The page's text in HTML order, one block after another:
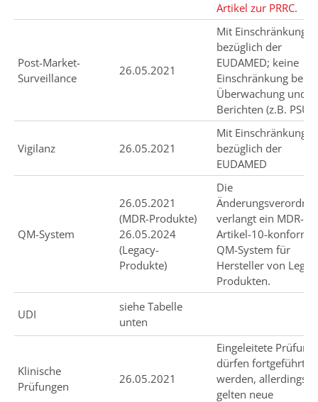
Artikel zur PRRC.
Post-Market-
Surveillance
26.05.2021
Mit Einschränkungen
bezüglich der
EUDAMED; keine
Einschränkung bei
Überwachung und
Berichten (z.B. PSUR)
Vigilanz 26.05.2021
Mit Einschränkungen
bezüglich der
EUDAMED
QM-System
26.05.2021
(MDR-Produkte)
26.05.2024
(Legacy-
Produkte)
Die
verlangt ein MDR-
Artikel-10-
QM-System für
Hersteller von
Produkten.
UDI
siehe Tabelle
unten
Klinische
Prüfungen
26.05.2021
Eingeleitete
dürfen fortgeführt
werden, allerdings
gelten neue